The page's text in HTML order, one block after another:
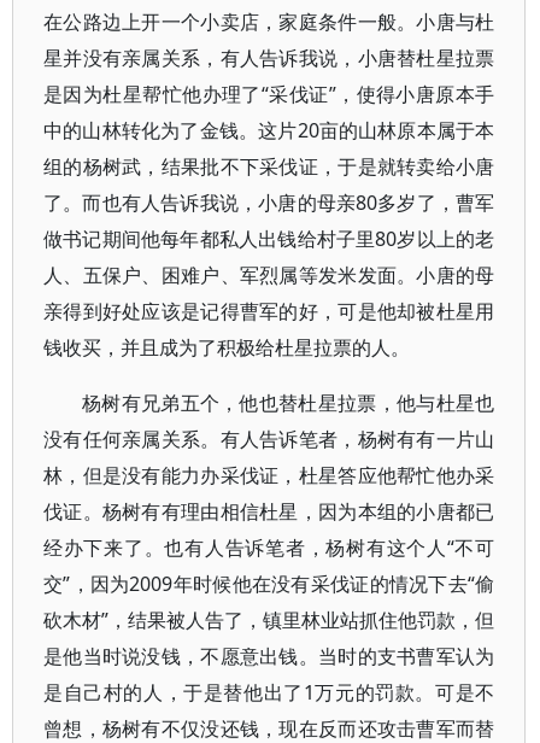
在公路边上开一个小卖店，家庭条件一般。小唐与杜
星并没有亲属关系，有人告诉我说，小唐替杜星拉票
是因为杜星帮忙他办理了“采伐证”，使得小唐原本手
中的山林转化为了金钱。这片20亩的山林原本属于本
组的杨树武，结果批不下采伐证，于是就转卖给小唐
了。而也有人告诉我说，小唐的母亲80多岁了，曹军
做书记期间他每年都私人出钱给村子里80岁以上的老
人、五保户、困难户、军烈属等发米发面。小唐的母
亲得到好处应该是记得曹军的好，可是他却被杜星用
钱收买，并且成为了积极给杜星拉票的人。
杨树有兄弟五个，他也替杜星拉票，他与杜星也
没有任何亲属关系。有人告诉笔者，杨树有有一片山
林，但是没有能力办采伐证，杜星答应他帮忙他办采
伐证。杨树有有理由相信杜星，因为本组的小唐都已
经办下来了。也有人告诉笔者，杨树有这个人“不可
交”，因为2009年时候他在没有采伐证的情况下去“偷
砍木材”，结果被人告了，镇里林业站抓住他罚款，但
是他当时说没钱，不愿意出钱。当时的支书曹军认为
是自己村的人，于是替他出了1万元的罚款。可是不
曾想，杨树有不仅没还钱，现在反而还攻击曹军而替